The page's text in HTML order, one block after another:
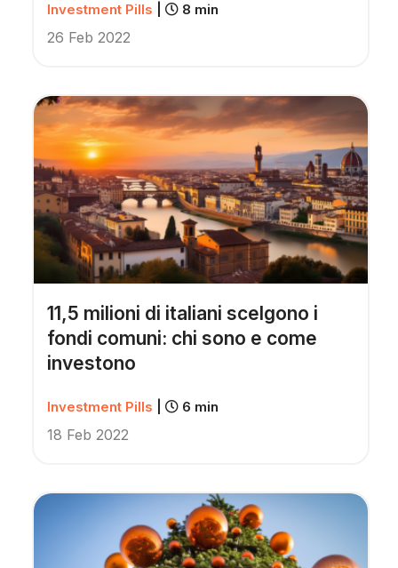
Investment Pills 8 min
26 Feb 2022
11,5 milioni di italiani scelgono i
fondi comuni: chi sono e come
investono
Investment Pills 6 min
18 Feb 2022